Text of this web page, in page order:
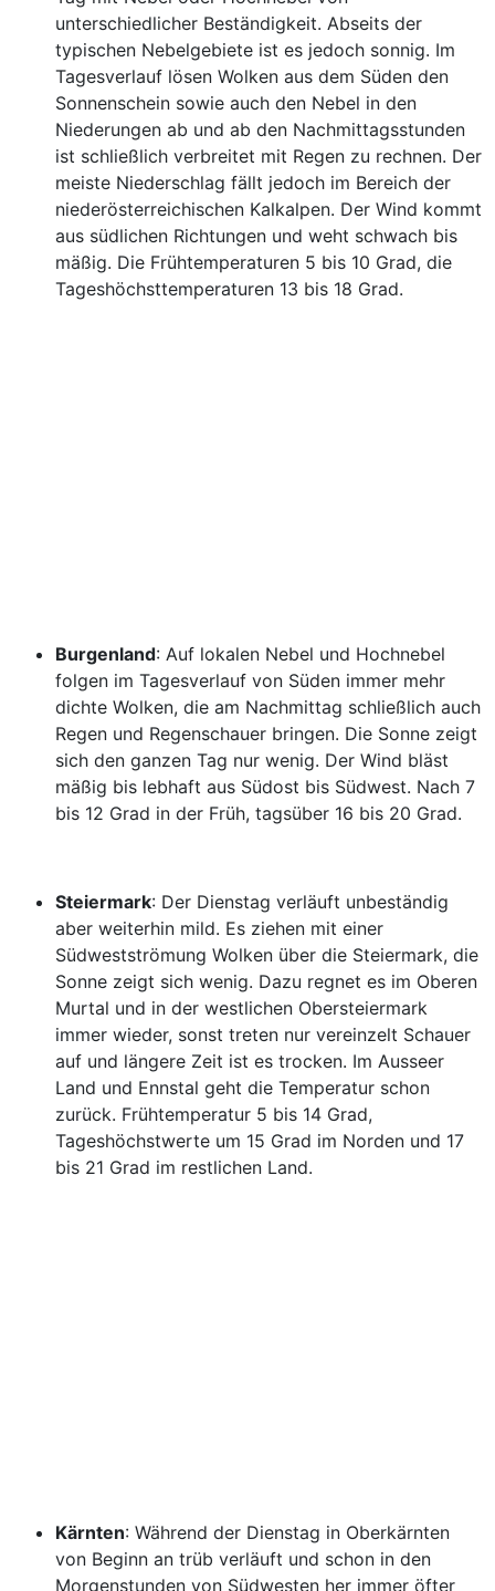
unterschiedlicher Beständigkeit. Abseits der
typischen Nebelgebiete ist es jedoch sonnig. Im
Tagesverlauf lösen Wolken aus dem Süden den
Sonnenschein sowie auch den Nebel in den
Niederungen ab und ab den Nachmittagsstunden
ist schließlich verbreitet mit Regen zu rechnen. Der
meiste Niederschlag fällt jedoch im Bereich der
niederösterreichischen Kalkalpen. Der Wind kommt
aus südlichen Richtungen und weht schwach bis
mäßig. Die Frühtemperaturen 5 bis 10 Grad, die
Tageshöchsttemperaturen 13 bis 18 Grad.
Burgenland: Auf lokalen Nebel und Hochnebel
folgen im Tagesverlauf von Süden immer mehr
dichte Wolken, die am Nachmittag schließlich auch
Regen und Regenschauer bringen. Die Sonne zeigt
sich den ganzen Tag nur wenig. Der Wind bläst
mäßig bis lebhaft aus Südost bis Südwest. Nach 7
bis 12 Grad in der Früh, tagsüber 16 bis 20 Grad.
Steiermark: Der Dienstag verläuft unbeständig
aber weiterhin mild. Es ziehen mit einer
Südwestströmung Wolken über die Steiermark, die
Sonne zeigt sich wenig. Dazu regnet es im Oberen
Murtal und in der westlichen Obersteiermark
immer wieder, sonst treten nur vereinzelt Schauer
auf und längere Zeit ist es trocken. Im Ausseer
Land und Ennstal geht die Temperatur schon
zurück. Frühtemperatur 5 bis 14 Grad,
Tageshöchstwerte um 15 Grad im Norden und 17
bis 21 Grad im restlichen Land.
Kärnten: Während der Dienstag in Oberkärnten
von Beginn an trüb verläuft und schon in den
Morgenstunden von Südwesten her immer öfter